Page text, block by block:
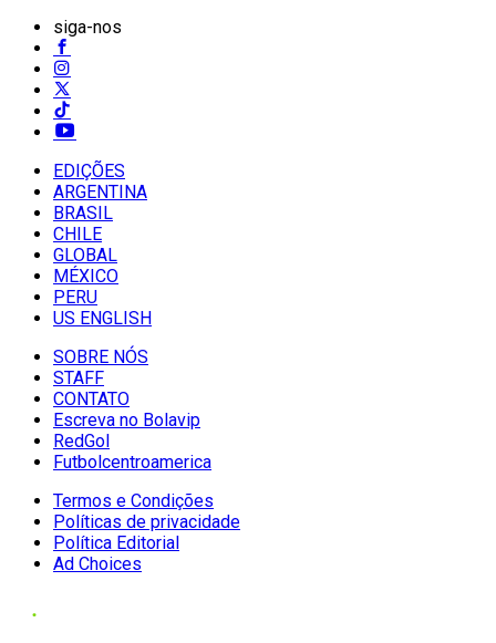
siga-nos
EDIÇÕES
ARGENTINA
BRASIL
CHILE
GLOBAL
MÉXICO
PERU
US ENGLISH
SOBRE NÓS
STAFF
CONTATO
Escreva no Bolavip
RedGol
Futbolcentroamerica
Termos e Condições
Políticas de privacidade
Política Editorial
Ad Choices